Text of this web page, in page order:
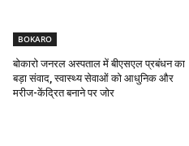
BOKARO
बोकारो जनरल अस्पताल में बीएसएल प्रबंधन का
बड़ा संवाद, स्वास्थ्य सेवाओं को आधुनिक और
मरीज-केंद्रित बनाने पर जोर